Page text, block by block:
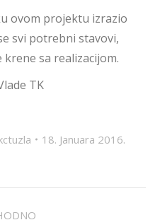
ovom projektu izrazio
svi potrebni stavovi,
sa realizacijom.
TK
18. Januara 2016.